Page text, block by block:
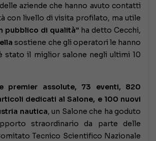
aziende che hanno avuto contatti
con livello di visita profilato, ma utile
pubblico di qualità” ha detto Cecchi,
sostiene che gli operatori le hanno
stato il miglior salone negli ultimi 10
premier assolute, 73 eventi, 820
dedicati al Salone, e 100 nuovi
nautica, un Salone che ha goduto
straordinario da parte delle
Tecnico Scientifico Nazionale